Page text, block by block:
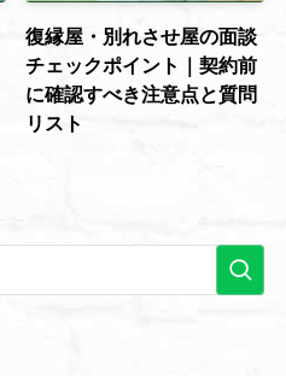
復縁屋・別れさせ屋の面談
チェックポイント｜契約前
に確認すべき注意点と質問
リスト